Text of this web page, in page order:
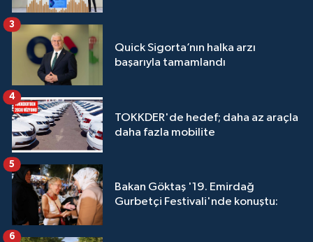
Quick Sigorta’nın halka arzı
başarıyla tamamlandı
3
TOKKDER'de hedef; daha az araçla
daha fazla mobilite
4
Bakan Göktaş '19. Emirdağ
Gurbetçi Festivali'nde konuştu:
5
6